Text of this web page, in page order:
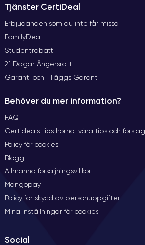
Tjänster CertiDeal
Erbjudanden som du inte får missa
FamilyDeal
Studentrabatt
21 Dagar Ångersrätt
Garanti och Tilläggs Garanti
Behöver du mer information?
FAQ
Certideals tips hörna: våra tips och förslag
Policy för cookies
Blogg
Allmänna försäljningsvillkor
Mangopay
Policy för skydd av personuppgifter
Mina inställningar för cookies
Social